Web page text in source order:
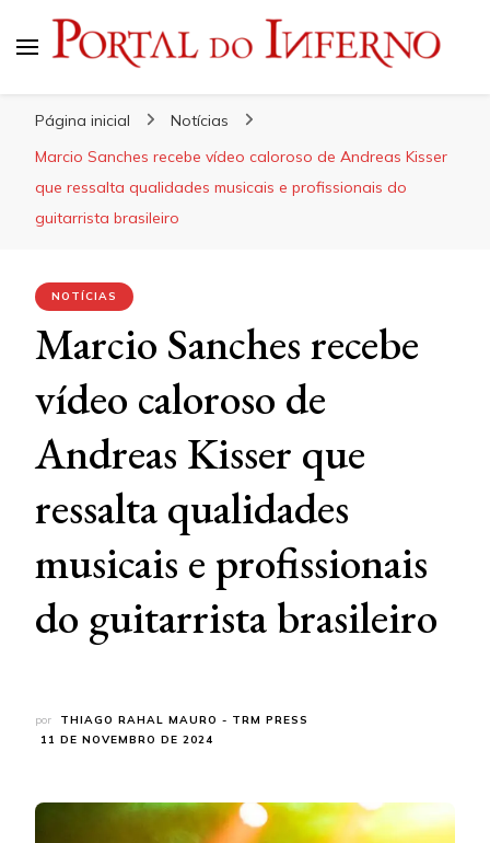
Página inicial
Notícias
Marcio Sanches recebe vídeo caloroso de Andreas Kisser
que ressalta qualidades musicais e profissionais do
guitarrista brasileiro
NOTÍCIAS
Marcio Sanches recebe
vídeo caloroso de
Andreas Kisser que
ressalta qualidades
musicais e profissionais
do guitarrista brasileiro
por
THIAGO RAHAL MAURO - TRM PRESS
11 DE NOVEMBRO DE 2024